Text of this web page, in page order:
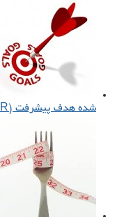
شده هدف پیشرفت (AGQ-R)